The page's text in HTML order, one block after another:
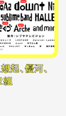
起、優河、
組